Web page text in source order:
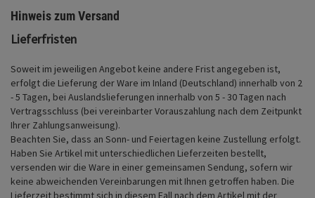
Hinweis zum Versand
Lieferfristen
Soweit im jeweiligen Angebot keine andere Frist angegeben ist,
erfolgt die Lieferung der Ware im Inland (Deutschland) innerhalb von 2
- 5 Tagen, bei Auslandslieferungen innerhalb von 5 - 30 Tagen nach
Vertragsschluss (bei vereinbarter Vorauszahlung nach dem Zeitpunkt
Ihrer Zahlungsanweisung).
Beachten Sie, dass an Sonn- und Feiertagen keine Zustellung erfolgt.
Haben Sie Artikel mit unterschiedlichen Lieferzeiten bestellt,
versenden wir die Ware in einer gemeinsamen Sendung, sofern wir
keine abweichenden Vereinbarungen mit Ihnen getroffen haben. Die
Lieferzeit bestimmt sich in diesem Fall nach dem Artikel mit der